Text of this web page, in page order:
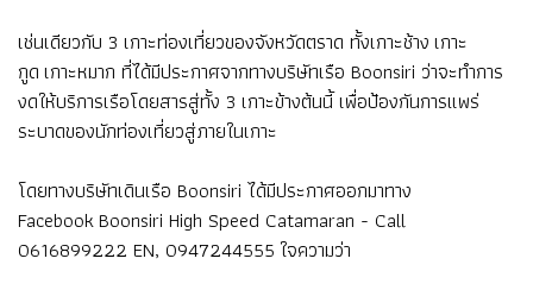
เช่นเดียวกับ 3 เกาะท่องเที่ยวของจังหวัดตราด ทั้งเกาะช้าง เกาะ
กูด เกาะหมาก ที่ได้มีประกาศจากทางบริษัทเรือ Boonsiri ว่าจะทำการ
งดให้บริการเรือโดยสารสู่ทั้ง 3 เกาะข้างต้นนี้ เพื่อป้องกันการแพร่
ระบาดของนักท่องเที่ยวสู่ภายในเกาะ
โดยทางบริษัทเดินเรือ Boonsiri ได้มีประกาศออกมาทาง
Facebook Boonsiri High Speed Catamaran - Call
0616899222 EN, 0947244555 ใจความว่า